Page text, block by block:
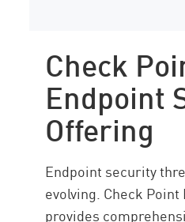
Check
Endpoint
Offering
Endpoint security
evolving. Check
provides